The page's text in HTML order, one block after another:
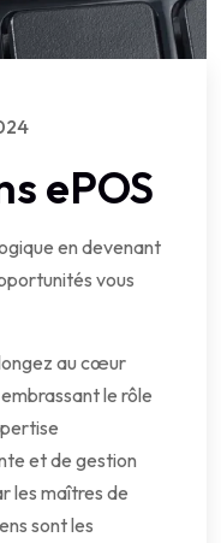
ePOS
en devenant
vous
au cœur
le rôle
et de gestion
les maîtres de
sont les